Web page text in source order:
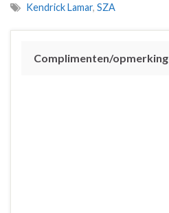
Kendrick Lamar, SZA
Complimenten/